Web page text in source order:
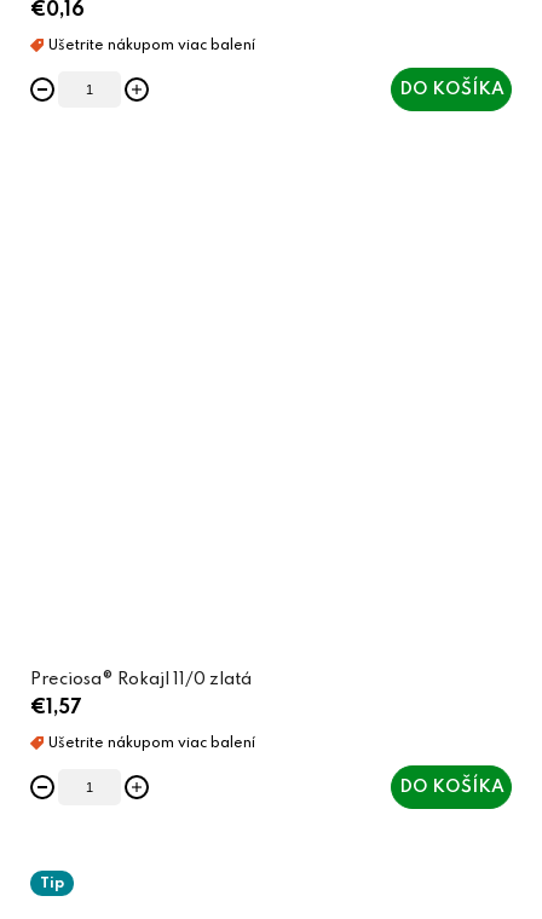
€0,16
DO KOŠÍKA
Preciosa® Rokajl 11/0 zlatá
€1,57
DO KOŠÍKA
Tip